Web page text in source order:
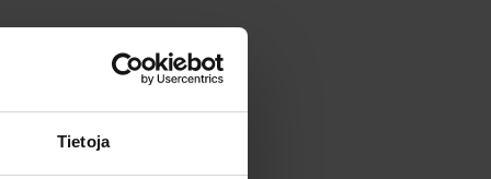
Tietoja